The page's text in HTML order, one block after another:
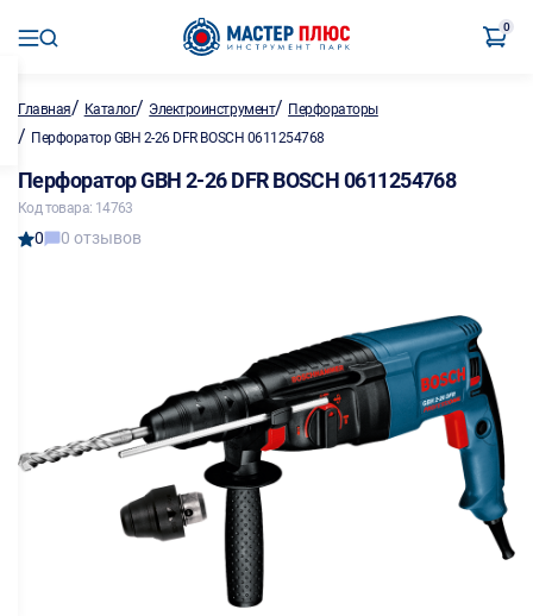
0
Главная/ Каталог/ Электроинструмент/ Перфораторы
/ Перфоратор GBH 2-26 DFR BOSCH 0611254768
Перфоратор GBH 2-26 DFR BOSCH 0611254768
Код товара: 14763
0 0 отзывов